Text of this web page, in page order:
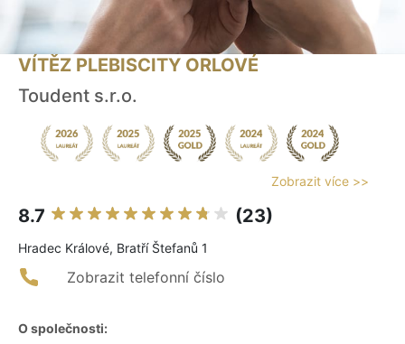
VÍTĚZ PLEBISCITY ORLOVÉ
Toudent s.r.o.
Zobrazit více >>
8.7 (23)
Hradec Králové, Bratří Štefanů 1
Zobrazit telefonní číslo
O společnosti: